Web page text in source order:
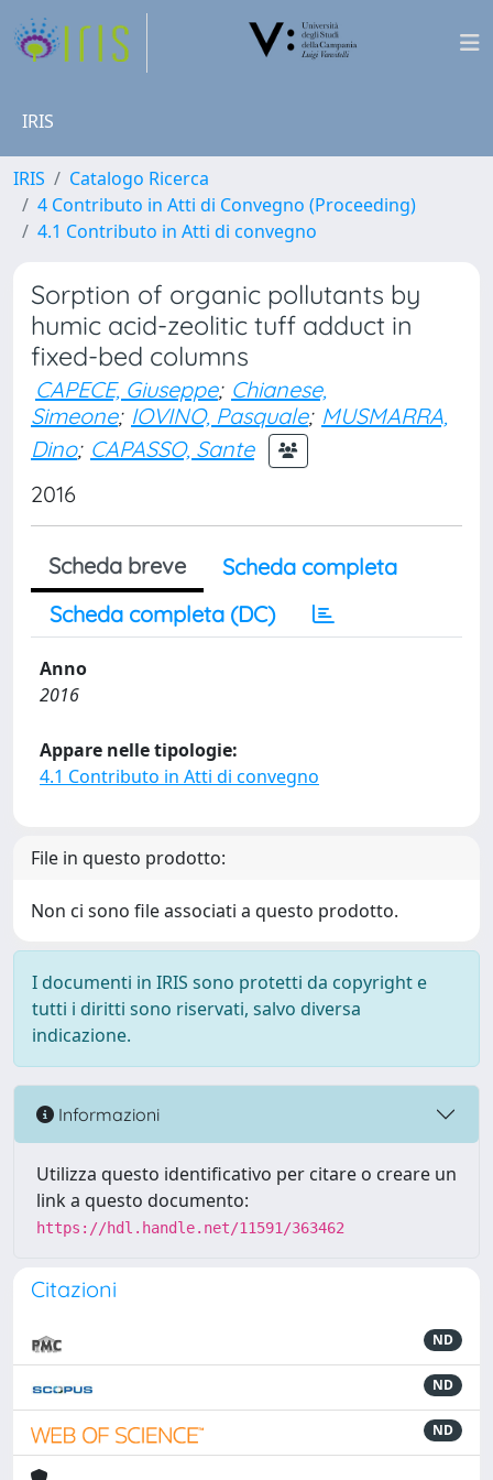
IRIS
IRIS
Catalogo Ricerca
4 Contributo in Atti di Convegno (Proceeding)
4.1 Contributo in Atti di convegno
Sorption of organic pollutants by
humic acid-zeolitic tuff adduct in
fixed-bed columns
CAPECE, Giuseppe; Chianese,
Simeone; IOVINO, Pasquale; MUSMARRA,
Dino; CAPASSO, Sante
2016
Scheda breve
Scheda completa
Scheda completa (DC)
Anno
2016
Appare nelle tipologie:
4.1 Contributo in Atti di convegno
File in questo prodotto:
Non ci sono file associati a questo prodotto.
I documenti in IRIS sono protetti da copyright e
tutti i diritti sono riservati, salvo diversa
indicazione.
Informazioni
Utilizza questo identificativo per citare o creare un
link a questo documento:
https://hdl.handle.net/11591/363462
Citazioni
ND
ND
ND